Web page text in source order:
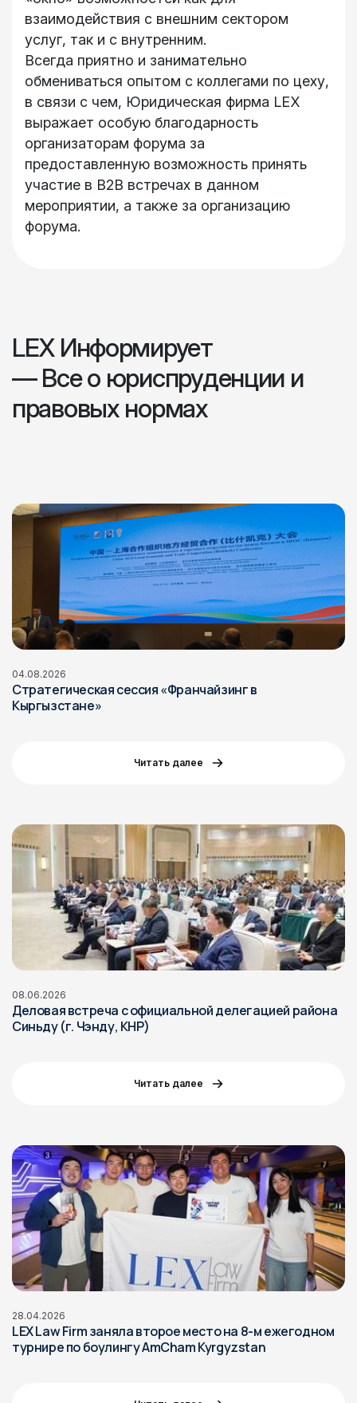
взаимодействия с внешним сектором
услуг, так и с внутренним.
Всегда приятно и занимательно
обмениваться опытом с коллегами по цеху,
в связи с чем, Юридическая фирма LEX
выражает особую благодарность
организаторам форума за
предоставленную возможность принять
участие в B2B встречах в данном
мероприятии, а также за организацию
форума.
LEX Информирует
— Все о юриспруденции и
правовых нормах
04.08.2026
Стратегическая сессия «Франчайзинг в
Кыргызстане»
Читать далее
08.06.2026
Деловая встреча с официальной делегацией района
Синьду (г. Чэнду, КНР)
Читать далее
28.04.2026
​LEX Law Firm заняла второе место на 8-м ежегодном
турнире по боулингу AmCham Kyrgyzstan